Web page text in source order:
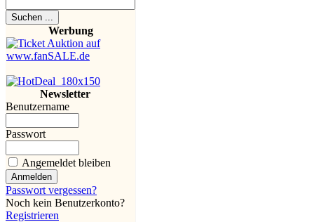
Werbung
Newsletter
Benutzername
Passwort
Angemeldet bleiben
Passwort vergessen?
Noch kein Benutzerkonto?
Registrieren